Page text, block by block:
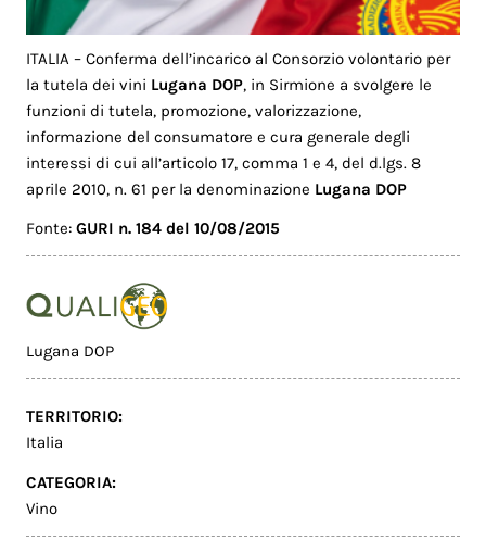
ITALIA – Conferma dell’incarico al Consorzio volontario per
la tutela dei vini Lugana DOP, in Sirmione a svolgere le
funzioni di tutela, promozione, valorizzazione,
informazione del consumatore e cura generale degli
interessi di cui all’articolo 17, comma 1 e 4, del d.lgs. 8
aprile 2010, n. 61 per la denominazione Lugana DOP
Fonte:GURI n. 184 del 10/08/2015
Lugana DOP
TERRITORIO:
Italia
CATEGORIA:
Vino